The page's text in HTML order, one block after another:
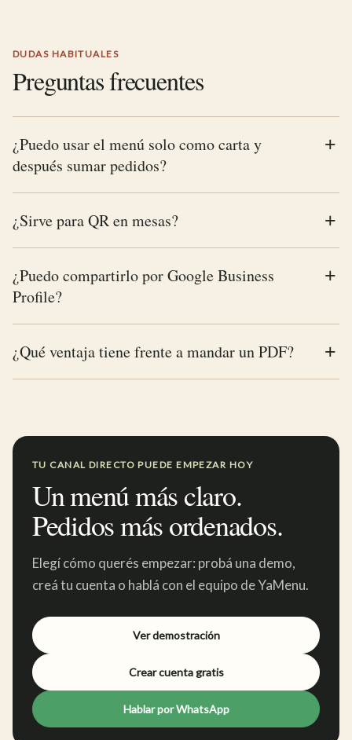
DUDAS HABITUALES
Preguntas frecuentes
¿Puedo usar el menú solo como carta y
después sumar pedidos?
¿Sirve para QR en mesas?
¿Puedo compartirlo por Google Business
Profile?
¿Qué ventaja tiene frente a mandar un PDF?
TU CANAL DIRECTO PUEDE EMPEZAR HOY
Un menú más claro.
Pedidos más ordenados.
Elegí cómo querés empezar: probá una demo,
creá tu cuenta o hablá con el equipo de YaMenu.
Ver demostración
Crear cuenta gratis
Hablar por WhatsApp